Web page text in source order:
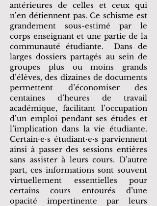
antérieures de celles et ceux qui
n’en détiennent pas. Ce schisme est
grandement sous-estimé par le
corps enseignant et une partie de la
communauté étudiante. Dans de
larges dossiers partagés au sein de
groupes plus ou moins grands
d’élèves, des dizaines de documents
permettent d’économiser des
centaines d’heures de travail
académique, facilitant l’occupation
d’un emploi pendant ses études et
l’implication dans la vie étudiante.
Certain⋅e⋅s étudiant⋅e⋅s parviennent
ainsi à passer des sessions entières
sans assister à leurs cours. D’autre
part, ces informations sont souvent
virtuellement essentielles pour
certains cours entourés d’une
opacité impertinente par leurs